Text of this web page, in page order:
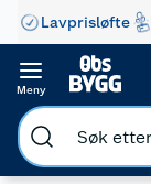
Lavprisløfte
Meny